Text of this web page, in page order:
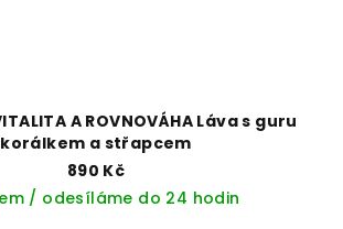
A ROVNOVÁHA Láva s guru
korálkem a střapcem
890 Kč
/ odesíláme do 24 hodin